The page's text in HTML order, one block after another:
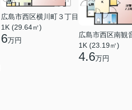
広島市西区横川町３丁目
1K (29.64㎡)
6万円
広島市西区南観
1K (23.19㎡)
4.6万円